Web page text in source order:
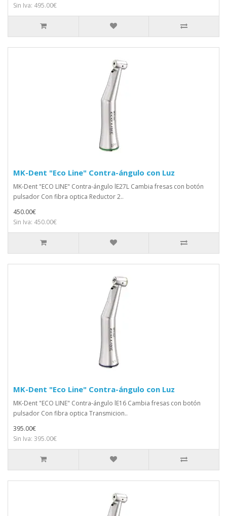
Sin Iva: 495.00€
MK-Dent "Eco Line" Contra-ángulo con Luz
MK-Dent "ECO LINE" Contra-ángulo lE27L Cambia fresas con botón
pulsador Con fibra optica Reductor 2..
450.00€
Sin Iva: 450.00€
MK-Dent "Eco Line" Contra-ángulo con Luz
MK-Dent "ECO LINE" Contra-ángulo lE16 Cambia fresas con botón
pulsador Con fibra optica Transmicion..
395.00€
Sin Iva: 395.00€